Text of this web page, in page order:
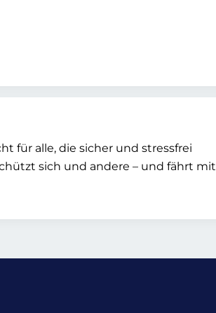
für alle, die sicher und stressfrei
sich und andere – und fährt mit